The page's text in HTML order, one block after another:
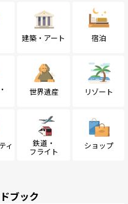
建築・アート 宿泊
世界遺産 リゾート
ィ
鉄道・
フライト
ショップ
ブック